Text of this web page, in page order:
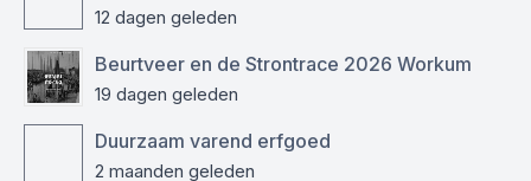
12 dagen geleden
Beurtveer en de Strontrace 2026 Workum
19 dagen geleden
Duurzaam varend erfgoed
2 maanden geleden